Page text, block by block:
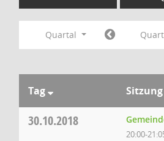
Quartal
Tag Sitzung
30.10.2018
20:00-